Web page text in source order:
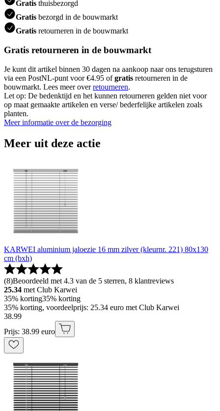
Gratis thuisbezorgd
Gratis bezorgd in de bouwmarkt
Gratis retourneren in de bouwmarkt
Gratis retourneren in de bouwmarkt
Je kunt dit artikel binnen 30 dagen na aankoop naar ons terugsturen
via een PostNL-punt voor €4.95 ofgratis retourneren in de
bouwmarkt. Lees meer overretourneren.
Let op: De bedenktijd en het kunnen retourneren gelden niet voor
op maat gemaakte artikelen en verse/ bederfelijke artikelen zoals
planten.
Meer informatie over de bezorging
Meer uit deze actie
KARWEI aluminium jaloezie 16 mm zilver (kleurnr. 221) 80x130
cm (bxh)
(8)Beoordeeld met 4.3 van de 5 sterren, 8 klantreviews
25.34 met Club Karwei
35% korting35% korting
35% korting, voordeelprijs: 25.34 euro met Club Karwei
38.99
Prijs: 38.99 euro